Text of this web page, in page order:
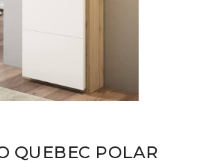
QUEBEC POLAR